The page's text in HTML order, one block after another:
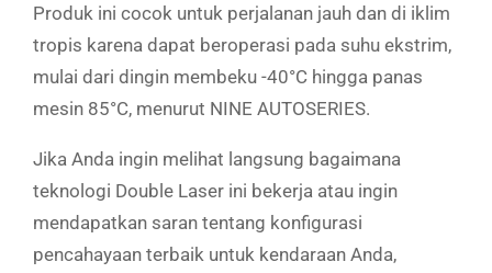
Produk ini cocok untuk perjalanan jauh dan di iklim
tropis karena dapat beroperasi pada suhu ekstrim,
mulai dari dingin membeku -40°C hingga panas
mesin 85°C, menurut NINE AUTOSERIES.
Jika Anda ingin melihat langsung bagaimana
teknologi Double Laser ini bekerja atau ingin
mendapatkan saran tentang konfigurasi
pencahayaan terbaik untuk kendaraan Anda,